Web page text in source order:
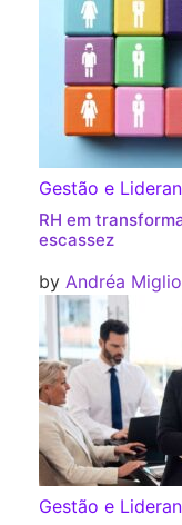
Gestão e
RH em
escassez
by Andréa
Gestão e